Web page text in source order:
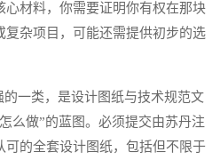
心材料，你需要证明你有权在那块
复杂项目，可能还需提供初步的选
一类，是设计图纸与技术规范文
么做”的蓝图。必须提交由苏丹注
的全套设计图纸，包括但不限于